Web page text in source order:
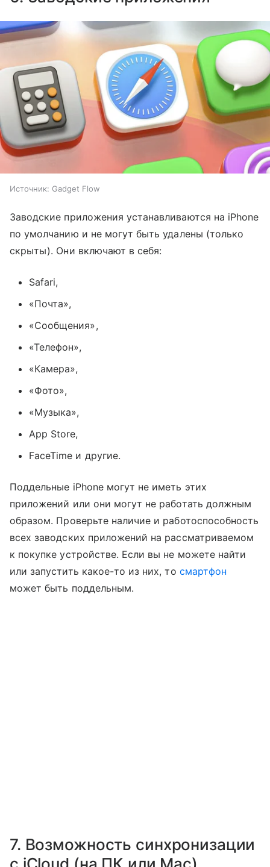
Источник: Gadget Flow
Заводские приложения устанавливаются на iPhone
по умолчанию и не могут быть удалены (только
скрыты). Они включают в себя:
Safari,
«Почта»,
«Сообщения»,
«Телефон»,
«Камера»,
«Фото»,
«Музыка»,
App Store,
FaceTime и другие.
Поддельные iPhone могут не иметь этих
приложений или они могут не работать должным
образом. Проверьте наличие и работоспособность
всех заводских приложений на рассматриваемом
к покупке устройстве. Если вы не можете найти
или запустить какое-то из них, то смартфон
может быть поддельным.
7. Возможность синхронизации